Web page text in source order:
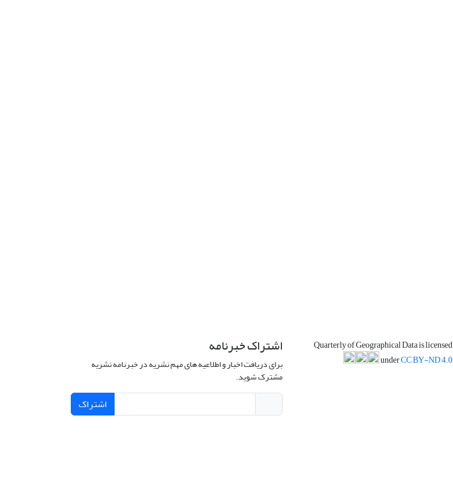
Quarterly of Geographical Data is licensed
underCC BY-ND 4.0
اشتراک خبرنامه
برای دریافت اخبار و اطلاعیه های مهم نشریه در خبرنامه نشریه
مشترک شوید.
اشتراک